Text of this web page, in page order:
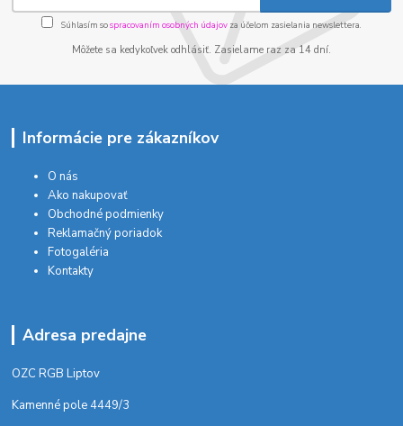
Súhlasím sospracovaním osobných údajov za účelom zasielania newslettera.
Môžete sa kedykoľvek odhlásiť. Zasielame raz za 14 dní.
Informácie pre zákazníkov
O nás
Ako nakupovať
Obchodné podmienky
Reklamačný poriadok
Fotogaléria
Kontakty
Adresa predajne
OZC RGB Liptov
Kamenné pole 4449/3